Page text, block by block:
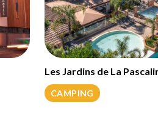
Les Jardins de La
CAMPING